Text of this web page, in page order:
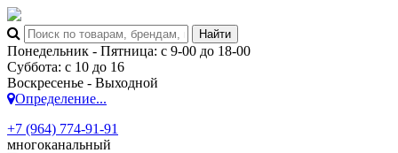
Понедельник - Пятница: с 9-00 до 18-00
Суббота: с 10 до 16
Воскресенье - Выходной
Определение...
+7 (964) 774-91-91
многоканальный